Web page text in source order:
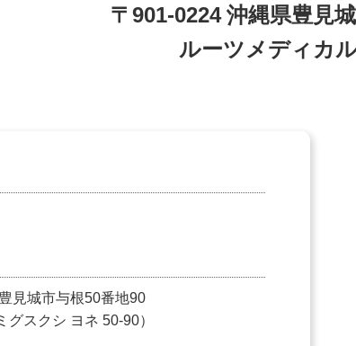
〒901-0224 沖縄県豊見
ルーツメディカ
見城市与根50番地90
グスクシ ヨネ 50-90）